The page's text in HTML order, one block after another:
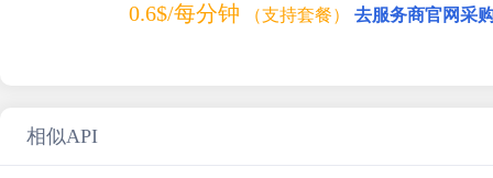
0.6$/每分钟 （支持套餐） 去服务商官网采
相似API